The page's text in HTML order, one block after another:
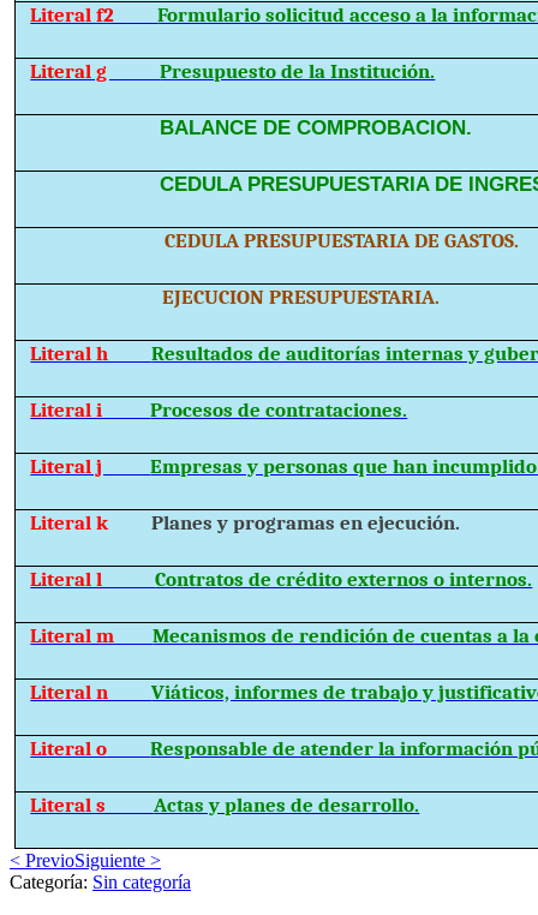
Literal f2Formulario solicitud acceso a la
Literal gPresupuesto de la Institución.
BALANCE DE COMPROBACION.
CEDULA PRESUPUESTARIA DE
CEDULA PRESUPUESTARIA DE GASTOS.
EJECUCION PRESUPUESTARIA.
Literal hResultados de auditorías internas y
Literal iProcesos de contrataciones.
Literal jEmpresas y personas que han
Literal kPlanes y programas en ejecución.
Literal lContratos de crédito externos o internos.
Literal mMecanismos de rendición de cuentas a la
Literal nViáticos, informes de trabajo y
Literal oResponsable de atender la información
Literal s Actas y planes de desarrollo.
< PrevioSiguiente >
Categoría: Sin categoría